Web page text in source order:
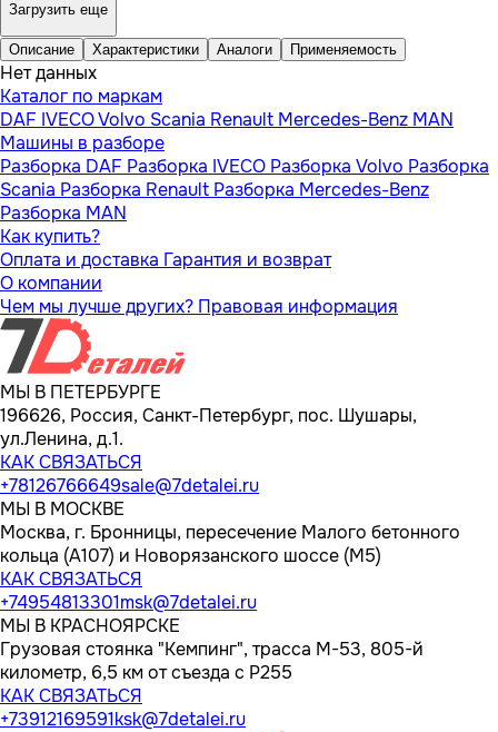
Загрузить еще
Описание Характеристики Аналоги Применяемость
Нет данных
Каталог по маркам
DAF IVECOVolvo Scania Renault Mercedes-Benz MAN
Машины в разборе
Разборка DAF Разборка IVECO Разборка Volvo Разборка
Scania Разборка Renault Разборка Mercedes-Benz
Разборка MAN
Как купить?
Оплата и доставка Гарантия и возврат
О компании
Чем мы лучше других? Правовая информация
МЫ В ПЕТЕРБУРГЕ
196626, Россия, Санкт-Петербург, пос. Шушары,
ул.Ленина, д.1.
КАК СВЯЗАТЬСЯ
+78126766649sale@7detalei.ru
МЫ В МОСКВЕ
Москва, г. Бронницы, пересечение Малого бетонного
кольца (А107) и Новорязанского шоссе (М5)
КАК СВЯЗАТЬСЯ
+74954813301msk@7detalei.ru
МЫ В КРАСНОЯРСКЕ
Грузовая стоянка "Кемпинг", трасса M-53, 805-й
километр, 6,5 км от съезда с Р255
КАК СВЯЗАТЬСЯ
+73912169591ksk@7detalei.ru